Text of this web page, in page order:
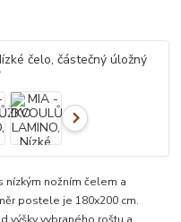
nízkým nožním čelem a
postele je 180x200 cm.
výšky vybraného roštu a